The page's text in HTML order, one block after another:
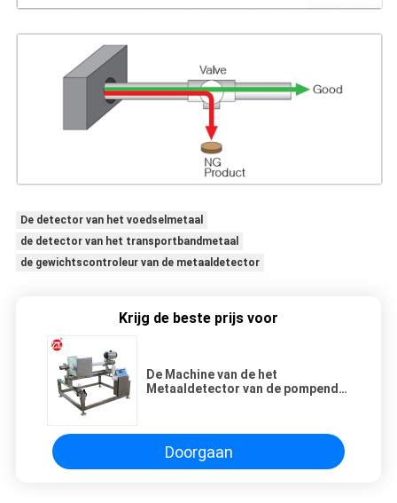
De detector van het voedselmetaal
de detector van het transportbandmetaal
de gewichtscontroleur van de metaaldetector
Krijg de beste prijs voor
De Machine van de het
Metaaldetector van de pompend
Doorgaan